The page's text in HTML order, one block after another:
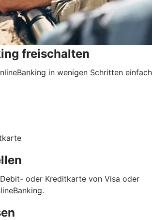
freischalten
in wenigen Schritten einfach
oder Kreditkarte von Visa oder